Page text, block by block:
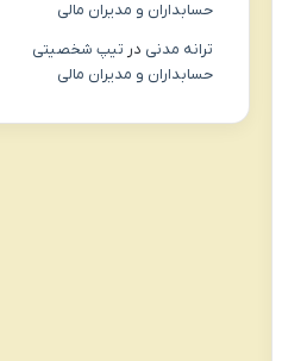
حسابداران و مدیران مالی
ترانه مدنی در تیپ شخصیتی
حسابداران و مدیران مالی